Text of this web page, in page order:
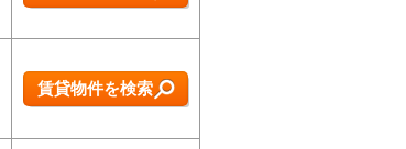
賃貸物件を検索